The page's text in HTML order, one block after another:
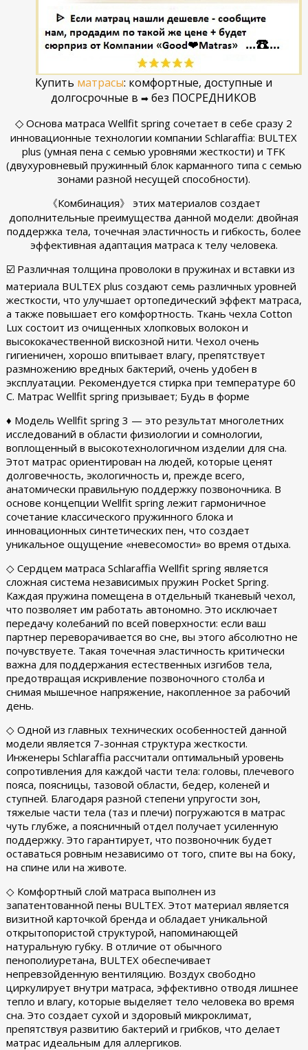
Купить матрасы: комфортные, доступные и
долгосрочные в➡ без ПОСРЕДНИКОВ
◇ Основа матраса Wellfit spring сочетает в себе сразу 2
инновационные технологии компании Schlaraffia: BULTEX
plus (умная пена с семью уровнями жесткости) и TFK
(двухуровневый пружинный блок карманного типа с семью
зонами разной несущей способности).
《Комбинация》 этих материалов создает
дополнительные преимущества данной модели: двойная
поддержка тела, точечная эластичность и гибкость, более
эффективная адаптация матраса к телу человека.
☑️ Различная толщина проволоки в пружинах и вставки из
материала BULTEX plus создают семь различных уровней
жесткости, что улучшает ортопедический эффект матраса,
а также повышает его комфортность. Ткань чехла Cotton
Lux состоит из очищенных хлопковых волокон и
высококачественной вискозной нити. Чехол очень
гигиеничен, хорошо впитывает влагу, препятствует
размножению вредных бактерий, очень удобен в
эксплуатации. Рекомендуется стирка при температуре 60
С. Матрас Wellfit spring призывает; Будь в форме
♦ Модель Wellfit spring 3 — это результат многолетних
исследований в области физиологии и сомнологии,
воплощенный в высокотехнологичном изделии для сна.
Этот матрас ориентирован на людей, которые ценят
долговечность, экологичность и, прежде всего,
анатомически правильную поддержку позвоночника. В
основе концепции Wellfit spring лежит гармоничное
сочетание классического пружинного блока и
инновационных синтетических пен, что создает
уникальное ощущение «невесомости» во время отдыха.
◇ Сердцем матраса Schlaraffia Wellfit spring является
сложная система независимых пружин Pocket Spring.
Каждая пружина помещена в отдельный тканевый чехол,
что позволяет им работать автономно. Это исключает
передачу колебаний по всей поверхности: если ваш
партнер переворачивается во сне, вы этого абсолютно не
почувствуете. Такая точечная эластичность критически
важна для поддержания естественных изгибов тела,
предотвращая искривление позвоночного столба и
снимая мышечное напряжение, накопленное за рабочий
день.
◇ Одной из главных технических особенностей данной
модели является 7-зонная структура жесткости.
Инженеры Schlaraffia рассчитали оптимальный уровень
сопротивления для каждой части тела: головы, плечевого
пояса, поясницы, тазовой области, бедер, коленей и
ступней. Благодаря разной степени упругости зон,
тяжелые части тела (таз и плечи) погружаются в матрас
чуть глубже, а поясничный отдел получает усиленную
поддержку. Это гарантирует, что позвоночник будет
оставаться ровным независимо от того, спите вы на боку,
на спине или на животе.
◇ Комфортный слой матраса выполнен из
запатентованной пены BULTEX. Этот материал является
визитной карточкой бренда и обладает уникальной
открытопористой структурой, напоминающей
натуральную губку. В отличие от обычного
пенополиуретана, BULTEX обеспечивает
непревзойденную вентиляцию. Воздух свободно
циркулирует внутри матраса, эффективно отводя лишнее
тепло и влагу, которые выделяет тело человека во время
сна. Это создает сухой и здоровый микроклимат,
препятствуя развитию бактерий и грибков, что делает
матрас идеальным для аллергиков.